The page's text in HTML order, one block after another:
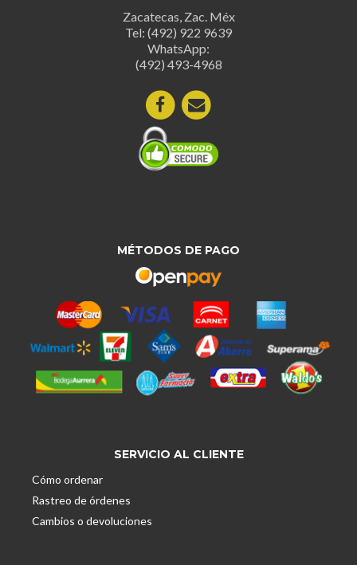
Zacatecas, Zac. Méx
Tel: (492) 922 9639
WhatsApp:
(492) 493-4968
MÉTODOS DE PAGO
SERVICIO AL CLIENTE
Cómo ordenar
Rastreo de órdenes
Cambios o devoluciones